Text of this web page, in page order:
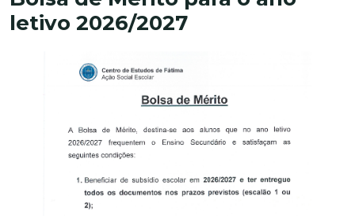
letivo 2026/2027